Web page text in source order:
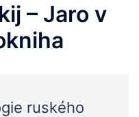
– Jaro v
ruského